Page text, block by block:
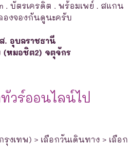
. บัตรเครดิต . พร้อมเพย์ . สแกน
องจองกันดูนะครับ
. อุบลราชธานี
(หมอชิต2) จตุจักร
วร์ออนไลน์ไป
งเทพ) > เลือกวันเดินทาง > เลือก